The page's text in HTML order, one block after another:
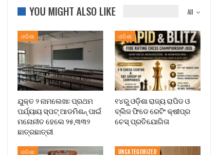
All
YOU MIGHT ALSO LIKE
ଓଡିଶା
ଯୁକ୍ତ ୨ ନାମଲେଖା: ପ୍ରଥମ
ପର୍ଯ୍ୟାୟ ସ୍ପଟ୍ ଆଡମିଶନ୍ ପାଇଁ
ମନୋନୀତ ହେଲେ ୨୫,୩୩୨
ଛାତ୍ରଛାତ୍ରୀ
ଓଡିଶା
୧୪ରୁ ଓଡ଼ିଶା ରାଜ୍ୟ ରାପିଡ ଓ
ବ୍ଲିଜ ଫିଡେ ରେଟିଂ କ୍ଷୀପ୍ର
ଚେସ୍ ପ୍ରତିଯୋଗିତା
ଓଡିଶା UNCATEGORIZED